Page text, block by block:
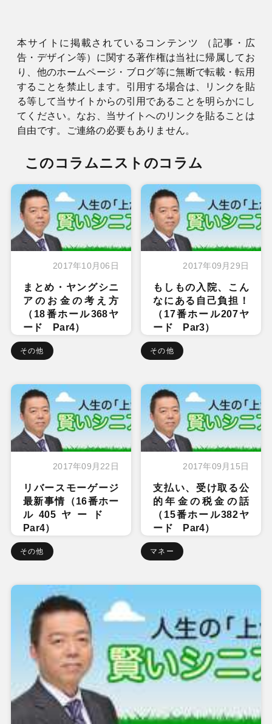
本サイトに掲載されているコンテンツ （記事・広
告・デザイン等）に関する著作権は当社に帰属してお
り、他のホームページ・ブログ等に無断で転載・転用
することを禁止します。引用する場合は、リンクを貼
る等して当サイトからの引用であることを明らかにし
てください。なお、当サイトへのリンクを貼ることは
自由です。ご連絡の必要もありません。
このコラムニストのコラム
2017年10月06日
まとめ・ヤングシニ
アのお金の考え方
（18番ホール368ヤ
ード Par4）
その他
2017年09月29日
もしもの入院、こん
なにある自己負担！
（17番ホール207ヤ
ード Par3）
その他
2017年09月22日
リバースモーゲージ
最新事情（16番ホー
ル405ヤード
Par4）
その他
2017年09月15日
支払い、受け取る公
的年金の税金の話
（15番ホール382ヤ
ード Par4）
マネー